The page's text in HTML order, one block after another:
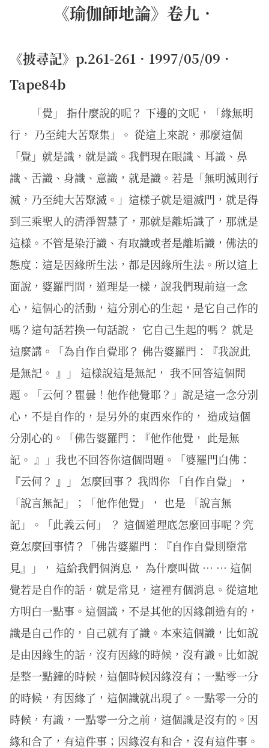
《瑜伽師地論》卷九．
《披尋記》p.261-261．1997/05/09．
Tape84b
「覺」 指什麼說的呢？ 下邊的文呢，「緣無明
行， 乃至純大苦聚集」。 從這上來說，那麼這個
「覺」就是識，就是識。我們現在眼識、耳識、鼻
識、舌識、身識、意識，就是識。若是「無明滅則行
滅，乃至純大苦聚滅。」這樣子就是還滅門，就是得
到三乘聖人的清淨智慧了，那就是離垢識了，那就是
這樣。不管是染汙識、有取識或者是離垢識，佛法的
態度：這是因緣所生法，都是因緣所生法。所以這上
面說，婆羅門問，道理是一樣，說我們現前這一念
心，這個心的活動，這分別心的生起，是它自己作的
嗎？這句話若換一句話說， 它自己生起的嗎？ 就是
這麼講。「為自作自覺耶？ 佛告婆羅門：『我說此
是無記。 』」 這樣說這是無記， 我不回答這個問
題。「云何？瞿曇！他作他覺耶？」說是這一念分別
心，不是自作的，是另外的東西來作的， 造成這個
分別心的。「佛告婆羅門：『他作他覺， 此是無
記。 』」我也不回答你這個問題。「婆羅門白佛：
『云何？ 』」 怎麼回事？ 我問你 「自作自覺」，
「說言無記」；「他作他覺」， 也是 「說言無
記」。「此義云何」 ？ 這個道理底怎麼回事呢？究
竟怎麼回事情？「佛告婆羅門：『自作自覺則墮常
見』」， 這給我們個消息， 為什麼叫做 … … 這個
覺若是自作的話，就是常見，這裡有個消息。從這地
方明白一點事。這個識，不是其他的因緣創造有的，
識是自己作的，自己就有了識。本來這個識，比如說
是由因緣生的話，沒有因緣的時候，沒有識。比如說
是整一點鐘的時候，這個時候因緣沒有；一點零一分
的時候，有因緣了，這個識就出現了。一點零一分的
時候，有識，一點零一分之前，這個識是沒有的。因
緣和合了，有這件事；因緣沒有和合，沒有這件事。